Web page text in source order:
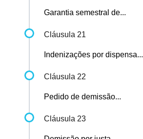
Garantia semestral de...
Cláusula 21
Indenizações por dispensa...
Cláusula 22
Pedido de demissão...
Cláusula 23